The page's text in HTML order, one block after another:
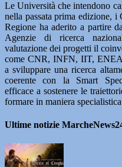
Le Università che intendono
nella passata prima edizione,
Regione ha aderito a partire
Agenzie di ricerca
valutazione dei progetti il
come CNR, INFN, IIT,
a sviluppare una ricerca
coerente con la Smart
efficace a sostenere le
formare in maniera
Ultime notizie